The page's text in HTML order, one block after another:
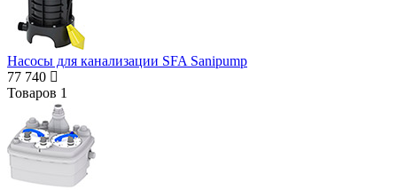
Насосы для канализации SFA Sanipump
77 740
Товаров 1